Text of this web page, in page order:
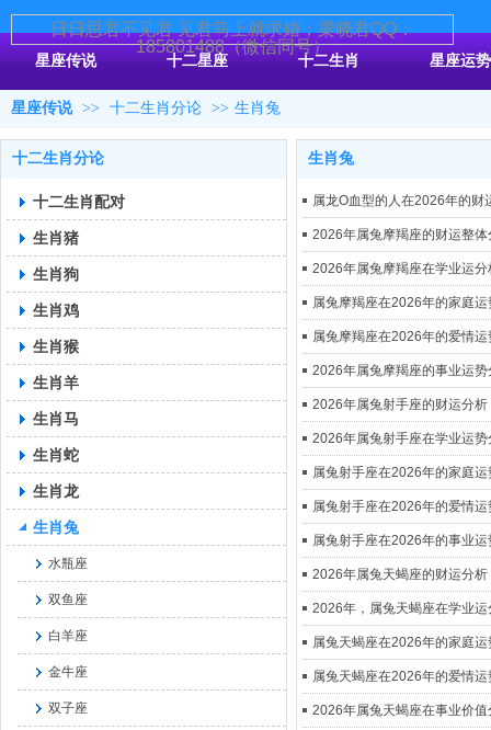
日日思君不见君 见君马上就求婚；梁晓君QQ：
185801488（微信同号）
星座传说 十二星座 十二生肖 星座运势
星座传说 >> 十二生肖分论 >> 生肖兔
十二生肖分论
十二生肖配对
生肖猪
生肖狗
生肖鸡
生肖猴
生肖羊
生肖马
生肖蛇
生肖龙
生肖兔
水瓶座
双鱼座
白羊座
金牛座
双子座
生肖兔
属龙O血型的人在2026年的财
2026年属兔摩羯座的财运整体
2026年属兔摩羯座在学业运分
属兔摩羯座在2026年的家庭运
属兔摩羯座在2026年的爱情运
2026年属兔摩羯座的事业运势
2026年属兔射手座的财运分析
2026年属兔射手座在学业运势
属兔射手座在2026年的家庭运
属兔射手座在2026年的爱情运
属兔射手座在2026年的事业运
2026年属兔天蝎座的财运分析
2026年，属兔天蝎座在学业运
属兔天蝎座在2026年的家庭运
属兔天蝎座在2026年的爱情运
2026年属兔天蝎座在事业价值